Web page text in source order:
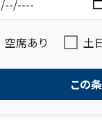
空席あり 土
この